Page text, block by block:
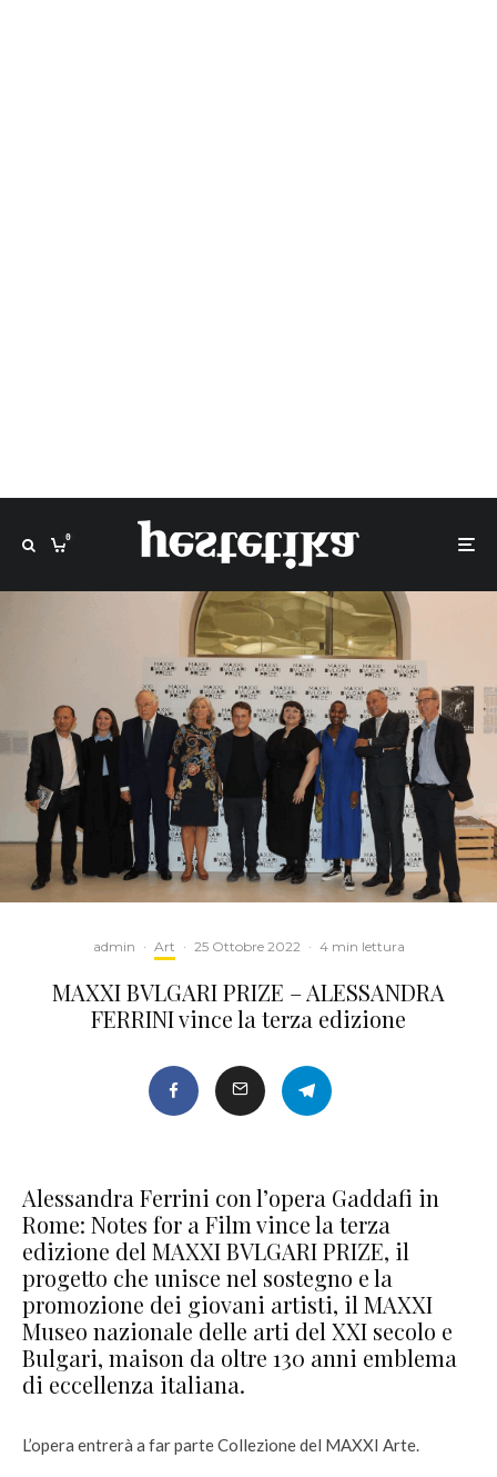
0
admin · Art · 25 Ottobre 2022 · 4 min lettura
MAXXI BVLGARI PRIZE – ALESSANDRA
FERRINI vince la terza edizione
Alessandra Ferrini con l’opera Gaddafi in
Rome: Notes for a Film vince la terza
edizione del MAXXI BVLGARI PRIZE, il
progetto che unisce nel sostegno e la
promozione dei giovani artisti, il MAXXI
Museo nazionale delle arti del XXI secolo e
Bulgari, maison da oltre 130 anni emblema
di eccellenza italiana.
L’opera entrerà a far parte Collezione del MAXXI Arte.